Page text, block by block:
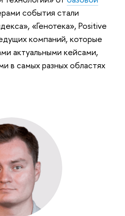
события стали
«Генотека», Positive
компаний, которые
актуальными кейсами,
в самых разных областях